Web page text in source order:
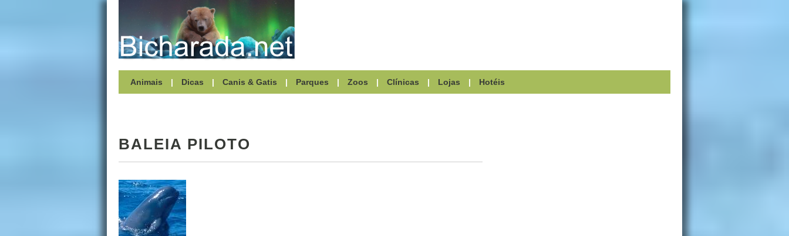
Animais | Dicas | Canis & Gatis | Parques | Zoos | Clínicas | Lojas | Hotéis
BALEIA PILOTO